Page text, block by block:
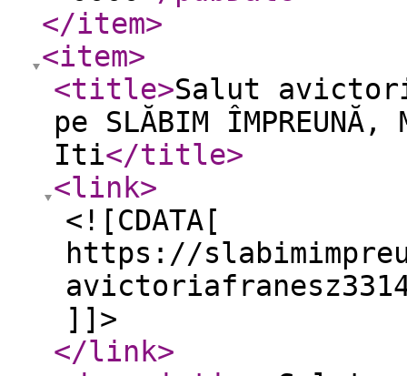
</item>
<item>
<title>Salut
pe SLĂBIM ÎMPREUNĂ,
Iti</title>
<link>
<![CDATA[
https://
]]>
</link>